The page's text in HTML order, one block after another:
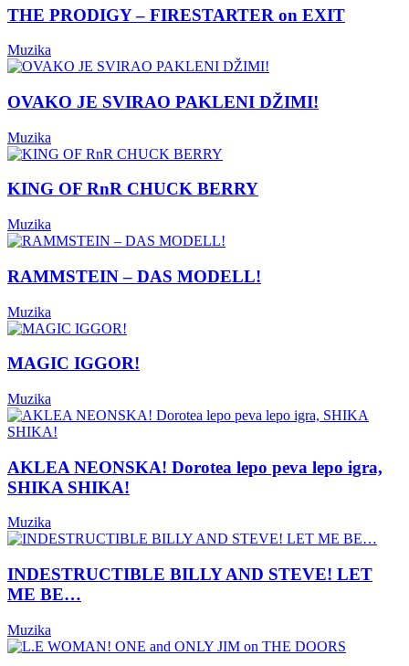
THE PRODIGY – FIRESTARTER on EXIT
Muzika
OVAKO JE SVIRAO PAKLENI DŽIMI!
Muzika
KING OF RnR CHUCK BERRY
Muzika
RAMMSTEIN – DAS MODELL!
Muzika
MAGIC IGGOR!
Muzika
AKLEA NEONSKA! Dorotea lepo peva lepo igra,
SHIKA SHIKA!
Muzika
INDESTRUCTIBLE BILLY AND STEVE! LET
ME BE…
Muzika